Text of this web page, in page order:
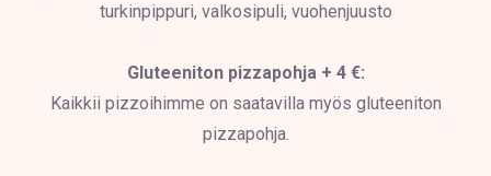
turkinpippuri, valkosipuli, vuohenjuusto
Gluteeniton pizzapohja + 4 €:
Kaikkii pizzoihimme on saatavilla myös gluteeniton
pizzapohja.